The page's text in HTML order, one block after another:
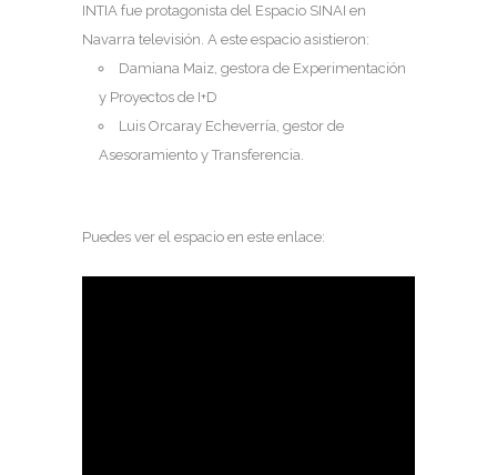
INTIA fue protagonista del Espacio SINAI en
Navarra televisión. A este espacio asistieron:
Damiana Maiz, gestora de Experimentación
y Proyectos de I+D
Luis Orcaray Echeverría, gestor de
Asesoramiento y Transferencia.
Puedes ver el espacio en este enlace: